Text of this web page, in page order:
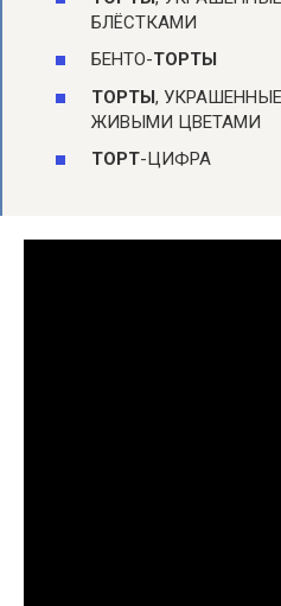
БЛЁСТКАМИ
БЕНТО-ТОРТЫ
ТОРТЫ,
ЖИВЫМИ ЦВЕТАМИ
ТОРТ-ЦИФРА